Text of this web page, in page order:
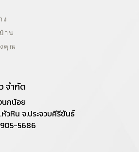
ง
าน
คุณ
จำกัด
นกน้อย
วหิน จ.ประจวบคีรีขันธ์
5686